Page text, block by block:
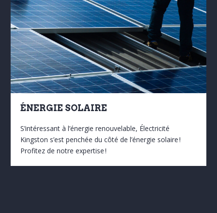
ÉNERGIE SOLAIRE
S’intéressant à l’énergie renouvelable, Électricité
Kingston s’est penchée du côté de l’énergie solaire !
Profitez de notre expertise !